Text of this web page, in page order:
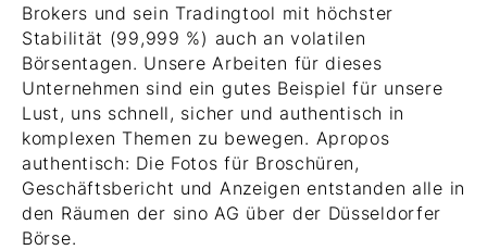
Brokers und sein Tradingtool mit höchster
Stabilität (99,999 %) auch an volatilen
Börsentagen. Unsere Arbeiten für dieses
Unternehmen sind ein gutes Beispiel für unsere
Lust, uns schnell, sicher und authentisch in
komplexen Themen zu bewegen. Apropos
authentisch: Die Fotos für Broschüren,
Geschäftsbericht und Anzeigen entstanden alle in
den Räumen der sino AG über der Düsseldorfer
Börse.